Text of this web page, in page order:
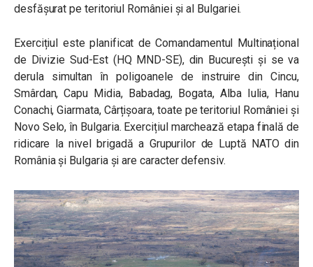
desfășurat pe teritoriul României și al Bulgariei.
Exercițiul este planificat de Comandamentul Multinațional
de Divizie Sud-Est (HQ MND-SE), din București și se va
derula simultan în poligoanele de instruire din Cincu,
Smârdan, Capu Midia, Babadag, Bogata, Alba Iulia, Hanu
Conachi, Giarmata, Cârțișoara, toate pe teritoriul României și
Novo Selo, în Bulgaria. Exercițiul marchează etapa finală de
ridicare la nivel brigadă a Grupurilor de Luptă NATO din
România și Bulgaria și are caracter defensiv.